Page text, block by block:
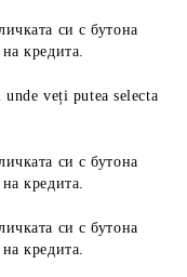
си с бутона
кредита.
veți putea selecta
си с бутона
кредита.
си с бутона
кредита.